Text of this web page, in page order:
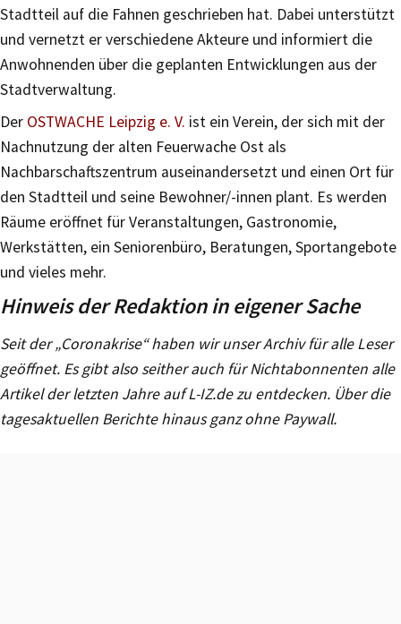
Stadtteil auf die Fahnen geschrieben hat. Dabei unterstützt
und vernetzt er verschiedene Akteure und informiert die
Anwohnenden über die geplanten Entwicklungen aus der
Stadtverwaltung.
Der OSTWACHE Leipzig e. V. ist ein Verein, der sich mit der
Nachnutzung der alten Feuerwache Ost als
Nachbarschaftszentrum auseinandersetzt und einen Ort für
den Stadtteil und seine Bewohner/-innen plant. Es werden
Räume eröffnet für Veranstaltungen, Gastronomie,
Werkstätten, ein Seniorenbüro, Beratungen, Sportangebote
und vieles mehr.
Hinweis der Redaktion in eigener Sache
Seit der „Coronakrise“ haben wir unser Archiv für alle Leser
geöffnet. Es gibt also seither auch für Nichtabonnenten alle
Artikel der letzten Jahre auf L-IZ.de zu entdecken. Über die
tagesaktuellen Berichte hinaus ganz ohne Paywall.